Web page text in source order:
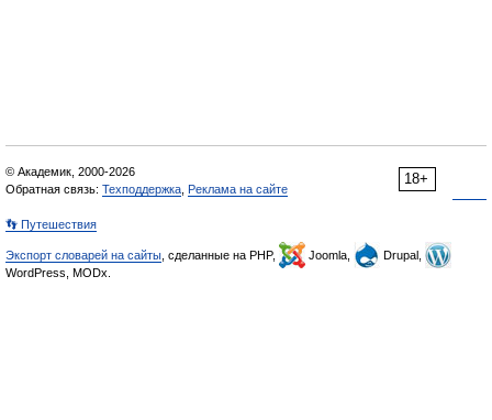
18+
© Академик, 2000-2026
Обратная связь: Техподдержка Реклама на сайте
👣 Путешествия
Экспорт словарей на сайты , сделанные на PHP, Joomla,
Drupal,
WordPress, MODx.